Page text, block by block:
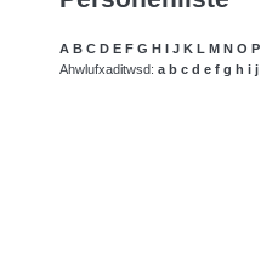
A B C D E F G H I J K L M N O P
Ahwlufxaditwsd: a b c d e f g h i j